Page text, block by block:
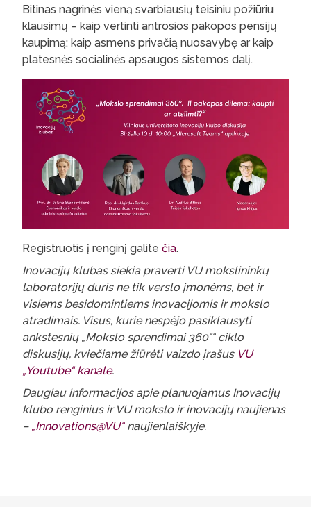
Bitinas nagrinės vieną svarbiausių teisiniu požiūriu
klausimų – kaip vertinti antrosios pakopos pensijų
kaupimą: kaip asmens privačią nuosavybę ar kaip
platesnės socialinės apsaugos sistemos dalį.
Registruotis į renginį galite čia.
Inovacijų klubas siekia praverti VU mokslininkų
laboratorijų duris ne tik verslo įmonėms, bet ir
visiems besidomintiems inovacijomis ir mokslo
atradimais. Visus, kurie nespėjo pasiklausyti
ankstesnių „Mokslo sprendimai 360°“ ciklo
diskusijų, kviečiame žiūrėti vaizdo įrašus VU
„Youtube“ kanale.
Daugiau informacijos apie planuojamus Inovacijų
klubo renginius ir VU mokslo ir inovacijų naujienas
– „Innovations@VU“naujienlaiškyje.